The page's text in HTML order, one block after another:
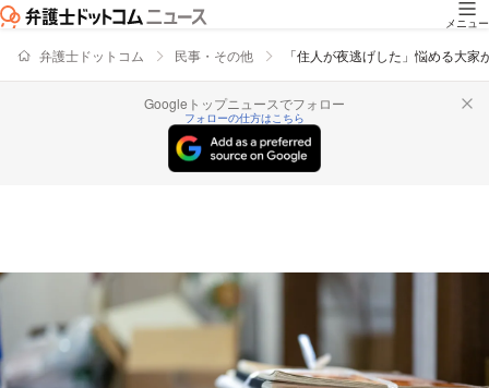
メニュー
弁護士ドットコム 民事・その他 「住人が夜逃げした」悩める大
Googleトップニュースでフォロー
フォローの仕方はこちら